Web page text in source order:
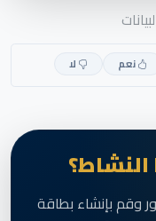
نعم لا
وقم بإنشاء بطاقة